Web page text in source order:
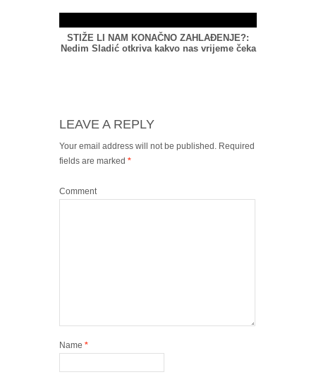
STIŽE LI NAM KONAČNO ZAHLAĐENJE?:
Nedim Sladić otkriva kakvo nas vrijeme čeka
LEAVE A REPLY
Your email address will not be published. Required
fields are marked *
Comment
Name *